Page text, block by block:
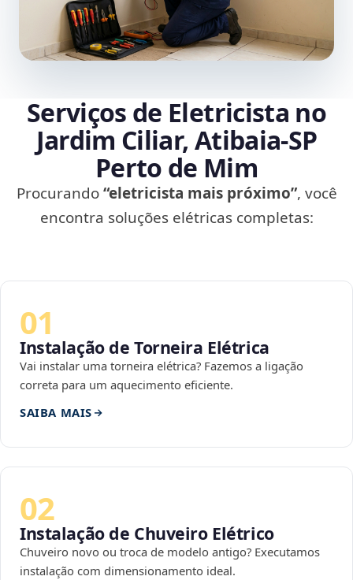
Serviços de Eletricista no
Jardim Ciliar, Atibaia‑SP
Perto de Mim
Procurando“eletricista mais próximo”, você
encontra soluções elétricas completas:
01
Instalação de Torneira Elétrica
Vai instalar uma torneira elétrica? Fazemos a ligação
correta para um aquecimento eficiente.
SAIBA MAIS
02
Instalação de Chuveiro Elétrico
Chuveiro novo ou troca de modelo antigo? Executamos
instalação com dimensionamento ideal.